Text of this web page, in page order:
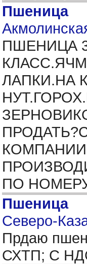
Пшеница
ПШЕНИЦА
ЛАПКИ.НА
ПО
Пшеница
Северо-
Прдаю
СХТП; С